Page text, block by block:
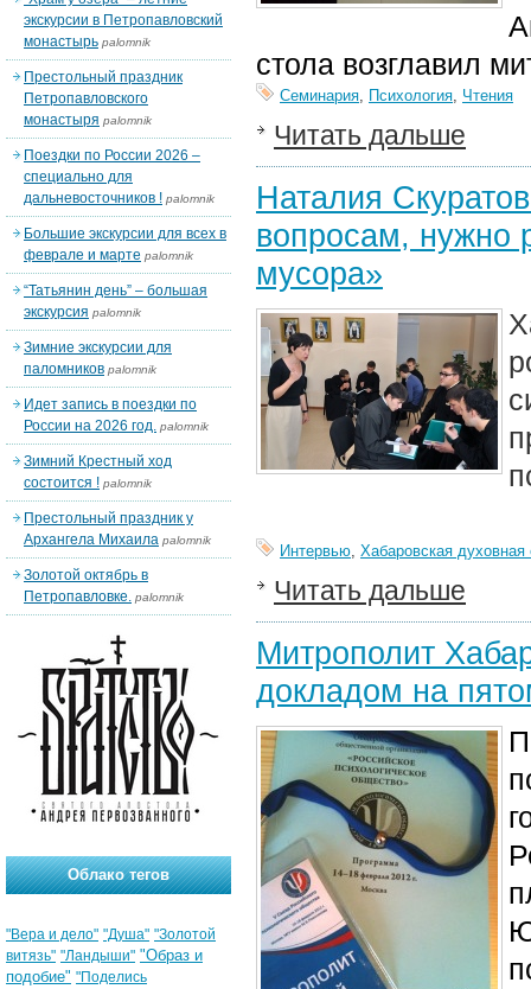
стола возглавил
Семинария, Психология, Чтения
Читать дальше
Наталия
вопросам, нужно
мусора»
Интервью, Хабаровская духовная
Читать дальше
Митрополит
докладом на
экскурсии в Петропавловский
монастырь palomnik
Престольный праздник
Петропавловского
монастыря palomnik
Поездки по России 2026 –
специально для
дальневосточников ! palomnik
Большие экскурсии для всех в
феврале и марте palomnik
“Татьянин день” – большая
экскурсия palomnik
Зимние экскурсии для
паломников palomnik
Идет запись в поездки по
России на 2026 год. palomnik
Зимний Крестный ход
состоится ! palomnik
Престольный праздник у
Архангела Михаила palomnik
Золотой октябрь в
Петропавловке. palomnik
Облако тегов
"Вера и дело" "Душа" "Золотой
витязь" "Ландыши" "Образ и
подобие" "Поделись